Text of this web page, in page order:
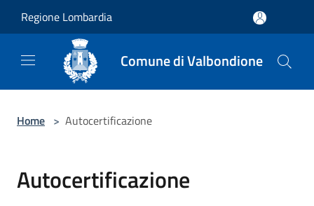
Regione Lombardia
Comune di Valbondione
Home > Autocertificazione
Autocertificazione